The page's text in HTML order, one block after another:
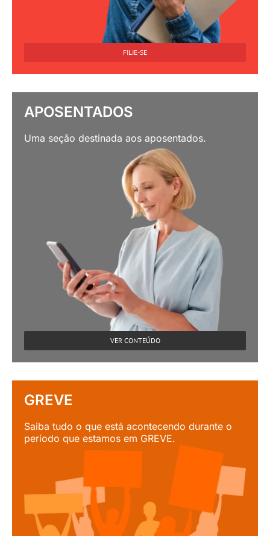
FILIE-SE
APOSENTADOS
Uma seção destinada aos aposentados.
VER CONTEÚDO
GREVE
Saiba tudo o que está acontecendo durante o
período que estamos em GREVE.